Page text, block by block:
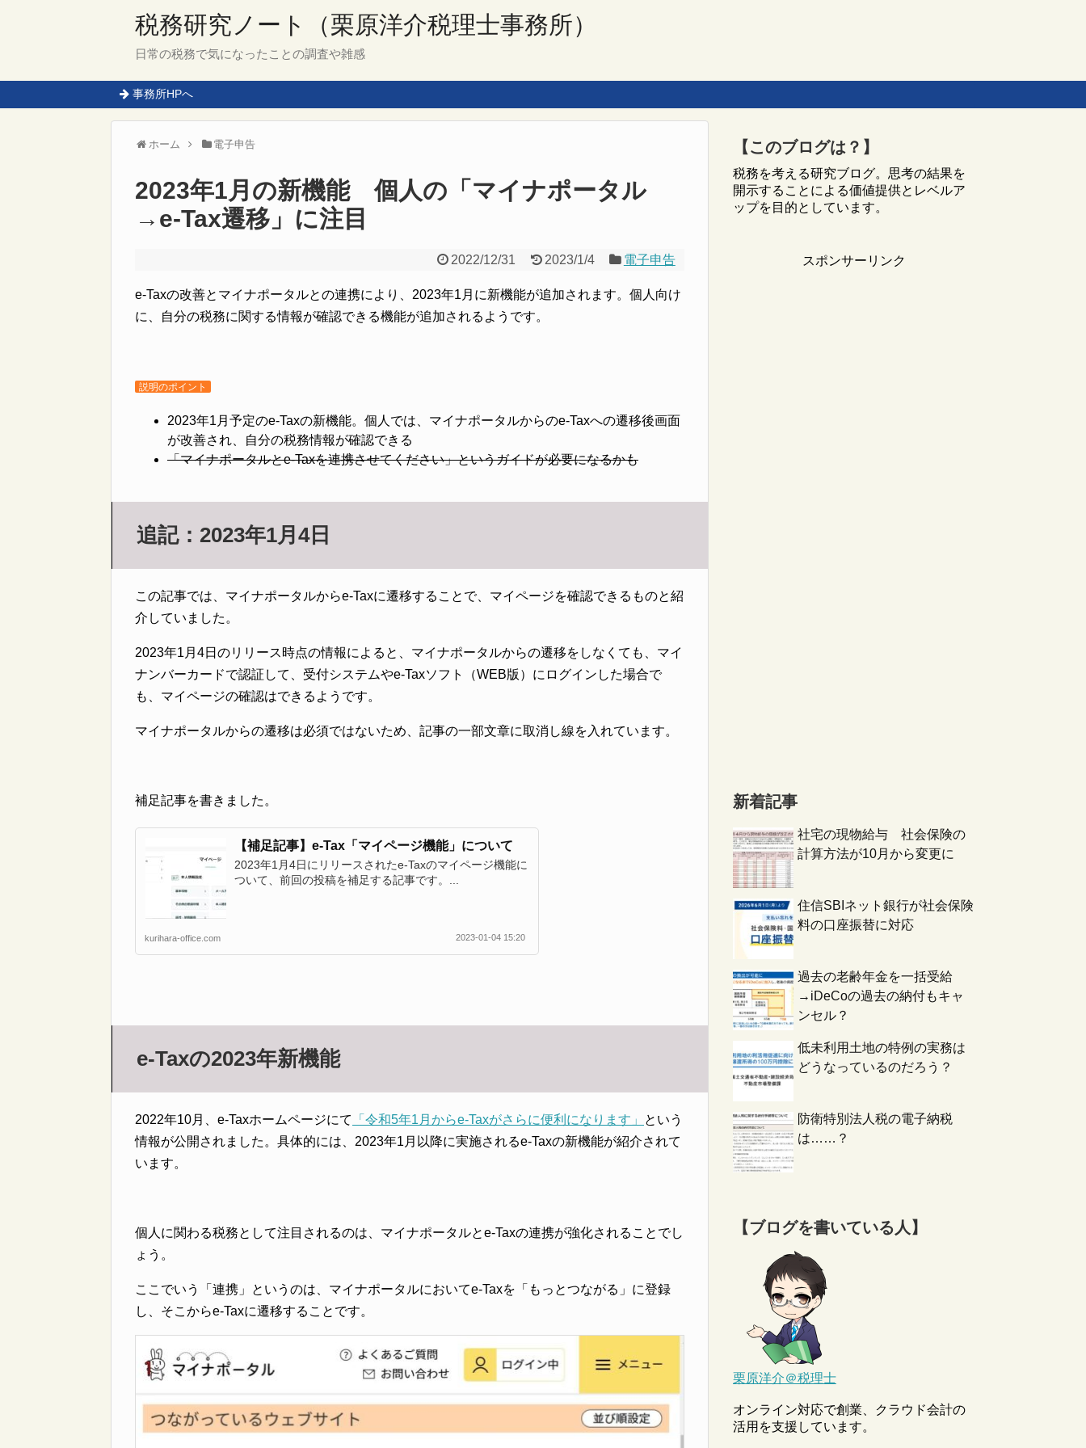
税務研究ノート（栗原洋介税理士事務所）
日常の税務で気になったことの調査や雑感
事務所HPへ
ホーム 電子申告
2023年1月の新機能 個人の「マイナポータル
→e-Tax遷移」に注目
2022/12/31 2023/1/4 電子申告
e-Taxの改善とマイナポータルとの連携により、2023年1月に新機能が追加されます。個人向け
に、自分の税務に関する情報が確認できる機能が追加されるようです。
説明のポイント
2023年1月予定のe-Taxの新機能。個人では、マイナポータルからのe-Taxへの遷移後画面
が改善され、自分の税務情報が確認できる
「マイナポータルとe-Taxを連携させてください」というガイドが必要になるかも
追記：2023年1月4日
この記事では、マイナポータルからe-Taxに遷移することで、マイページを確認できるものと紹
介していました。
2023年1月4日のリリース時点の情報によると、マイナポータルからの遷移をしなくても、マイ
ナンバーカードで認証して、受付システムやe-Taxソフト（WEB版）にログインした場合で
も、マイページの確認はできるようです。
マイナポータルからの遷移は必須ではないため、記事の一部文章に取消し線を入れています。
補足記事を書きました。
【補足記事】e-Tax「マイページ機能」について
2023年1月4日にリリースされたe-Taxのマイページ機能に
ついて、前回の投稿を補足する記事です。...
kurihara-office.com 2023-01-04 15:20
e-Taxの2023年新機能
2022年10月、e-Taxホームページにて 「令和5年1月からe-Taxがさらに便利になります」
という
情報が公開されました。具体的には、2023年1月以降に実施されるe-Taxの新機能が紹介されて
います。
個人に関わる税務として注目されるのは、マイナポータルとe-Taxの連携が強化されることでし
ょう。
ここでいう「連携」というのは、マイナポータルにおいてe-Taxを「もっとつながる」に登録
し、そこからe-Taxに遷移することです。
【このブログは？】
税務を考える研究ブログ。思考の結果を
開示することによる価値提供とレベルア
ップを目的としています。
スポンサーリンク
新着記事
社宅の現物給与 社会保険の
計算方法が10月から変更に
住信SBIネット銀行が社会保険
料の口座振替に対応
過去の老齢年金を一括受給
→iDeCoの過去の納付もキャ
ンセル？
低未利用土地の特例の実務は
どうなっているのだろう？
防衛特別法人税の電子納税
は……？
【ブログを書いている人】
栗原洋介＠税理士
オンライン対応で創業、クラウド会計の
活用を支援しています。